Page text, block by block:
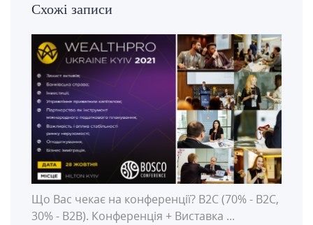
Схожі записи
Що Вас чекає на конференції? B2С (70% - B2С,
30% - B2В). Конференція + Виставка ...